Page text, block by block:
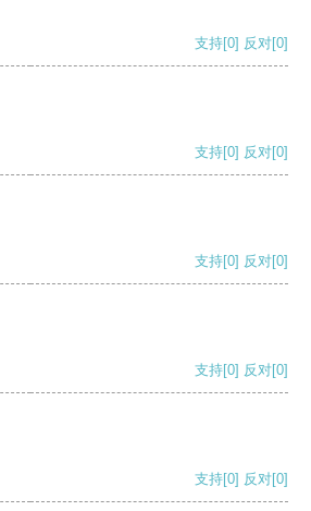
支持[0] 反对[0]
支持[0] 反对[0]
支持[0] 反对[0]
支持[0] 反对[0]
支持[0] 反对[0]